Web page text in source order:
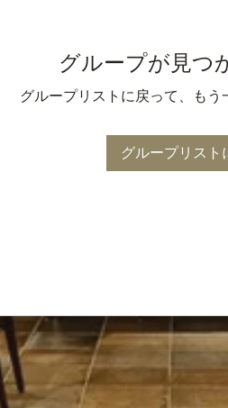
グループが見つ
グループリストに戻って、もう
グループリスト